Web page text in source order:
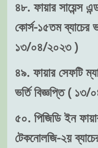
৪৮. ফায়ার সায়েন্স
কোর্স-১৫তম ব্যাচের
১৩/০৪/২০২৩ )
৪৯. ফায়ার সেফটি
ভর্তি বিজ্ঞপ্তি (
৫০. পিজিডি ইন
টেকনোলজি-২য়